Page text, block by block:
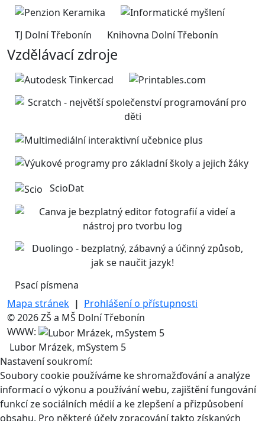
TJ Dolní Třebonín Knihovna Dolní Třebonín
Vzdělávací zdroje
ScioDat
Psací písmena
Mapa stránek | Prohlášení o přístupnosti
© 2026 ZŠ a MŠ Dolní Třebonín
WWW:
Lubor Mrázek, mSystem 5
Nastavení soukromí:
Soubory cookie používáme ke shromažďování a analýze
informací o výkonu a používání webu, zajištění fungování
funkcí ze sociálních médií a ke zlepšení a přizpůsobení
obsahu. Pro některé účely zpracování takto získaných